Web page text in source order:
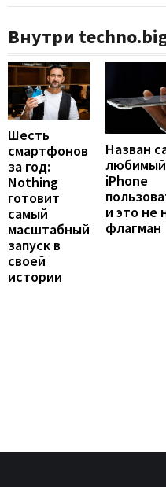
Внутри
Шесть
смартфонов
за год:
Nothing
готовит
самый
масштабный
запуск в
своей
истории
Назван
любимый
iPhone
и это не
флагман